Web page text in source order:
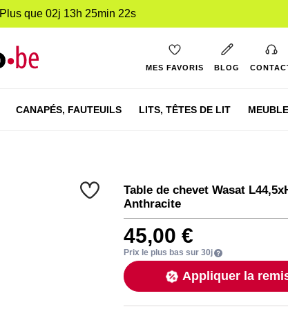
Plus que 02j 13h 25min 21s
MES FAVORIS BLOG
CANAPÉS, FAUTEUILS LITS, TÊTES DE LIT
Table de chevet Wasat
Anthracite
45,00 €
Prix le plus bas sur 30j
Appliquer la